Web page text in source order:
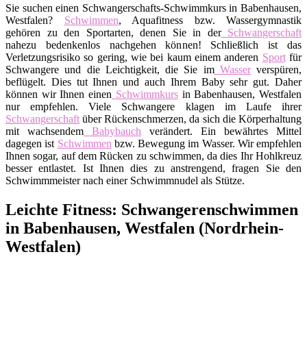
Sie suchen einen Schwangerschafts-Schwimmkurs in Babenhausen,
Westfalen? Schwimmen, Aquafitness bzw. Wassergymnastik
gehören zu den Sportarten, denen Sie in derSchwangerschaft
nahezu bedenkenlos nachgehen können! Schließlich ist das
Verletzungsrisiko so gering, wie bei kaum einem anderen Sportfür
Schwangere und die Leichtigkeit, die Sie imWasserverspüren,
beflügelt. Dies tut Ihnen und auch Ihrem Baby sehr gut. Daher
können wir Ihnen einen Schwimmkursin Babenhausen, Westfalen
nur empfehlen. Viele Schwangere klagen im Laufe ihrer
Schwangerschaft über Rückenschmerzen, da sich die Körperhaltung
mit wachsendem Babybauch verändert. Ein bewährtes Mittel
dagegen ist Schwimmen bzw. Bewegung im Wasser. Wir empfehlen
Ihnen sogar, auf dem Rücken zu schwimmen, da dies Ihr Hohlkreuz
besser entlastet. Ist Ihnen dies zu anstrengend, fragen Sie den
Schwimmmeister nach einer Schwimmnudel als Stütze.
Leichte Fitness: Schwangerenschwimmen
in Babenhausen, Westfalen (Nordrhein-
Westfalen)